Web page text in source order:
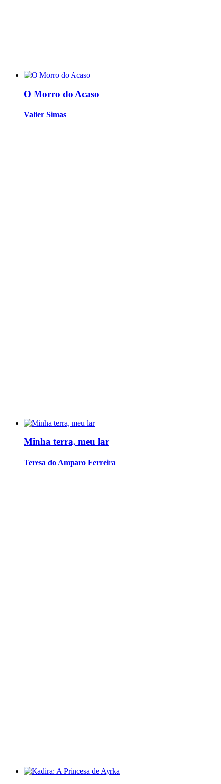
O Morro do Acaso
Valter Simas
Minha terra, meu lar
Teresa do Amparo Ferreira